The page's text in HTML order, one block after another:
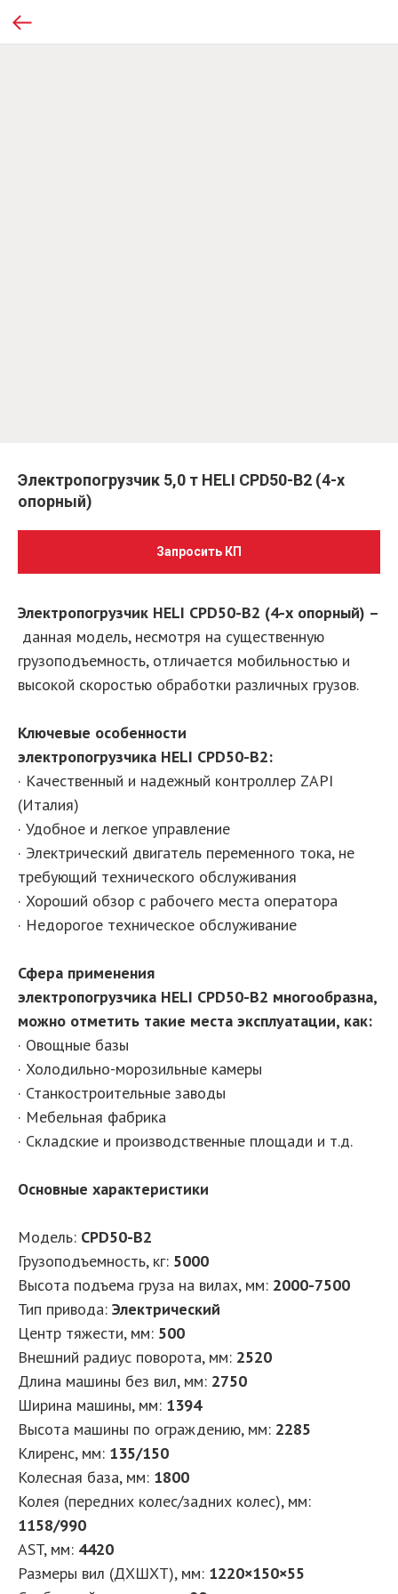
Электропогрузчик 5,0 т HELI CPD50-B2 (4-х
опорный)
Запросить КП
Электропогрузчик HELI CPD50-B2 (4-х опорный) –
данная модель, несмотря на существенную
грузоподъемность, отличается мобильностью и
высокой скоростью обработки различных грузов.
Ключевые особенности
электропогрузчика HELI CPD50-B2:
· Качественный и надежный контроллер ZAPI
(Италия)
· Удобное и легкое управление
· Электрический двигатель переменного тока, не
требующий технического обслуживания
· Хороший обзор с рабочего места оператора
· Недорогое техническое обслуживание
Сфера применения
электропогрузчика HELI CPD50-B2 многообразна,
можно отметить такие места эксплуатации, как:
· Овощные базы
· Холодильно-морозильные камеры
· Станкостроительные заводы
· Мебельная фабрика
· Складские и производственные площади и т.д.
Основные характеристики
Модель: CPD50-B2
Грузоподъемность, кг: 5000
Высота подъема груза на вилах, мм: 2000-7500
Тип привода: Электрический
Центр тяжести, мм: 500
Внешний радиус поворота, мм: 2520
Длина машины без вил, мм: 2750
Ширина машины, мм: 1394
Высота машины по ограждению, мм: 2285
Клиренс, мм: 135/150
Колесная база, мм: 1800
Колея (передних колес/задних колес), мм:
1158/990
AST, мм: 4420
Размеры вил (ДXШXТ), мм: 1220×150×55